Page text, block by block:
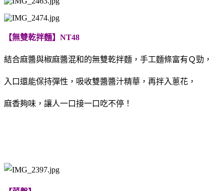
【無雙乾拌麵】NT48
結合麻醬與椒麻醬混和的無雙乾拌麵， 手工麵條富有Ｑ勁，
入口還能保持彈性， 吸收雙醬醬汁精華，再拌入蔥花，
麻香夠味，讓人一口接一口吃不停！